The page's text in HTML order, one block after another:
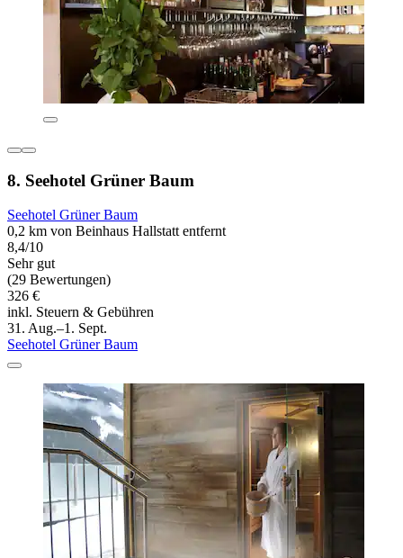
8. Seehotel Grüner Baum
Seehotel Grüner Baum
0,2 km von Beinhaus Hallstatt entfernt
8,4/10
Sehr gut
(29 Bewertungen)
326 €
inkl. Steuern & Gebühren
31. Aug.–1. Sept.
Seehotel Grüner Baum